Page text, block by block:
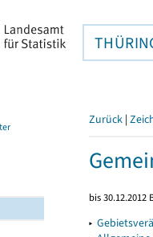
Zurück |
bis 30.12.2012
▸